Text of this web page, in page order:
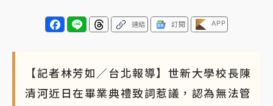
父親節泡湯了！中颱白海豚雨彈轟3天 「紅到發紫」降
連結 訂閱 APP
【記者林芳如／台北報導】世新大學校長陳
清河近日在畢業典禮致詞惹議，認為無法管